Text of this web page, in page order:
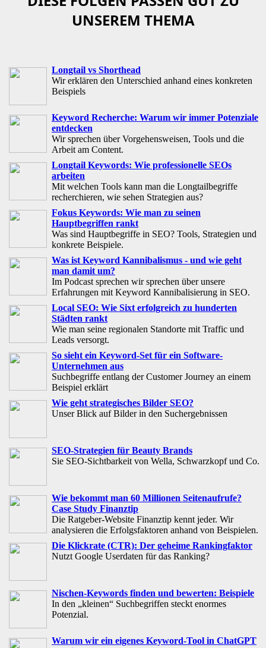
UNSEREM THEMA
Longtail vs Shorthead
Wir erklären den Unterschied anhand eines konkreten
Beispiels
Keyword Recherche: Warum wir immer Potenziale
entdecken
Wir sprechen über Vorgehensweisen, Tools und die
Arbeit am Content.
Longtail Keywords: Wie professionelle SEOs
arbeiten
Mit welchen Tools kann man die Longtailbegriffe
recherchieren, wie sehen Strategien aus?
Fokus Keywords: Wie man zu seinen
Hauptbegriffen rankt
Was sind Hauptbegriffe in SEO? Tools, Strategien und
konkrete Beispiele.
Was ist Keyword Kannibalismus - und wie geht
man damit um?
Im Podcast sprechen wir sprechen über unsere
Erfahrungen mit Keyword Kannibalisierung in SEO.
Local SEO: Wie Sixt erfolgreich zu hunderten
Städten rankt
Wie man seine regionalen Standorte mit Traffic und
Leads versorgt.
So sieht ein Keyword-Set für ein Software-
Unternehmen aus
Suchbegriffe entlang der Customer Journey an einem
Beispiel erklärt
Wie geht strategisches Bilder SEO?
Unser Blick auf Bilder in den Suchergebnissen
SEO-Strategien für Beauty Brands
Sie SEO-Sichtbarkeit von Wella, Schwarzkopf und Co.
Wie bekommt man 60 Millionen Seitenaufrufe?
Case Study Finanztip
Die Ratgeber-Website Finanztip kennt jeder. Wir
analysieren die Erfolgsfaktoren anhand von Beispielen.
Die Klickrate (CTR): Der geheime Rankingfaktor
Nutzt Google Userdaten für das Ranking?
Nischen-Keywords finden und bewerten: Beispiele
In den „kleinen“ Suchbegriffen steckt enormes
Potenzial.
Warum wir ein eigenes Keyword-Tool in ChatGPT